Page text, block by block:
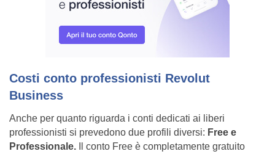
Costi conto professionisti Revolut
Business
Anche per quanto riguarda i conti dedicati ai liberi
professionisti si prevedono due profili diversi: Free e
Professionale. Il conto Free è completamente gratuito